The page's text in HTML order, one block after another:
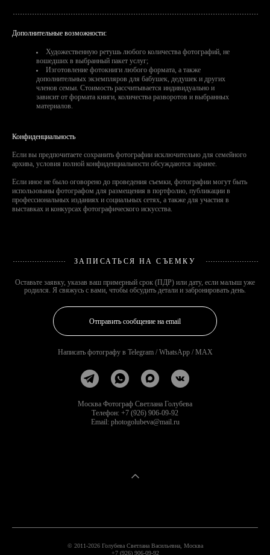
Дополнительные возможности:
Художественную ретушь любого количества фотографий, не
вошедших в выбранный пакет услуг;
Изготовление фотокниги любого формата, а также
дополнительных экземпляров для бабушек, дедушек и других
членов семьи. Стоимость рассчитывается индивидуально и
зависит от формата книги, количества разворотов и выбранных
материалов.
Конфиденциальность
Если вы предпочитаете сохранить фотографии исключительно для семейного
архива, условия полной конфиденциальности обсуждаются заранее.
Если иное не было оговорено до проведения съемки, фотографии могут быть
использованы фотографом для размещения в портфолио, публикации в
профессиональных изданиях и социальных сетях, а также для участия в
выставках и конкурсах фотографического искусства.
ЗАПИСАТЬСЯ НА СЪЕМКУ
Оставьте заявку, указав ваш примерный срок (ПДР) или дату, если малыш уже
родился. Я свяжусь с вами, чтобы обсудить детали и забронировать день.
Отправить сообщение на email
Написать фотографу в Telegram / WhatsApp / MAX
Москва Фотограф Светлана Голубева
Телефон: +7 (926) 906-09-92
Email: photogolubeva@mail.ru
© 2011-2026 Голубева Светлана Васильевна, Москва
+7 (926) 906-09-92